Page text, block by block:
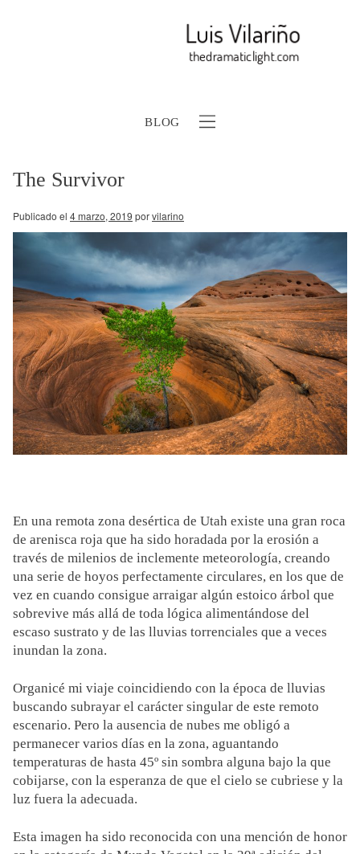
BLOG
The Survivor
Publicado el 4 marzo, 2019 porvilarino
En una remota zona desértica de Utah existe una gran roca
de arenisca roja que ha sido horadada por la erosión a
través de milenios de inclemente meteorología, creando
una serie de hoyos perfectamente circulares, en los que de
vez en cuando consigue arraigar algún estoico árbol que
sobrevive más allá de toda lógica alimentándose del
escaso sustrato y de las lluvias torrenciales que a veces
inundan la zona.
Organicé mi viaje coincidiendo con la época de lluvias
buscando subrayar el carácter singular de este remoto
escenario. Pero la ausencia de nubes me obligó a
permanecer varios días en la zona, aguantando
temperaturas de hasta 45º sin sombra alguna bajo la que
cobijarse, con la esperanza de que el cielo se cubriese y la
luz fuera la adecuada.
Esta imagen ha sido reconocida con una mención de honor